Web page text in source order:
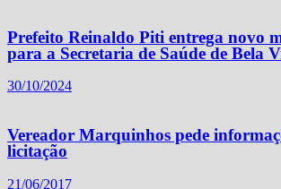
Prefeito Reinaldo Piti entrega novo
para a Secretaria de Saúde de Bela
30/10/2024
Vereador Marquinhos pede
licitação
21/06/2017